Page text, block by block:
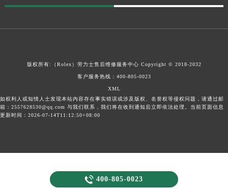
版权所有:（Rolex） 劳力士售后维修服务中心 Copyright © 2018-2032
客户服务热线： 400-805-0023
XML
如权利人或知情人士发现本站内容存在事实错误或涉及版权、名誉权等侵权问题，请通过邮
箱：2557628530@qq.com 与我们联系，我们将在收到通知后立即依法处理。当前页面信息
更新时间：2026-07-14T11:12:50+08:00
 400-805-0023